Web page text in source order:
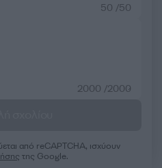
50 /50
2000 /2000
από reCAPTCHA, ισχύουν
της Google.